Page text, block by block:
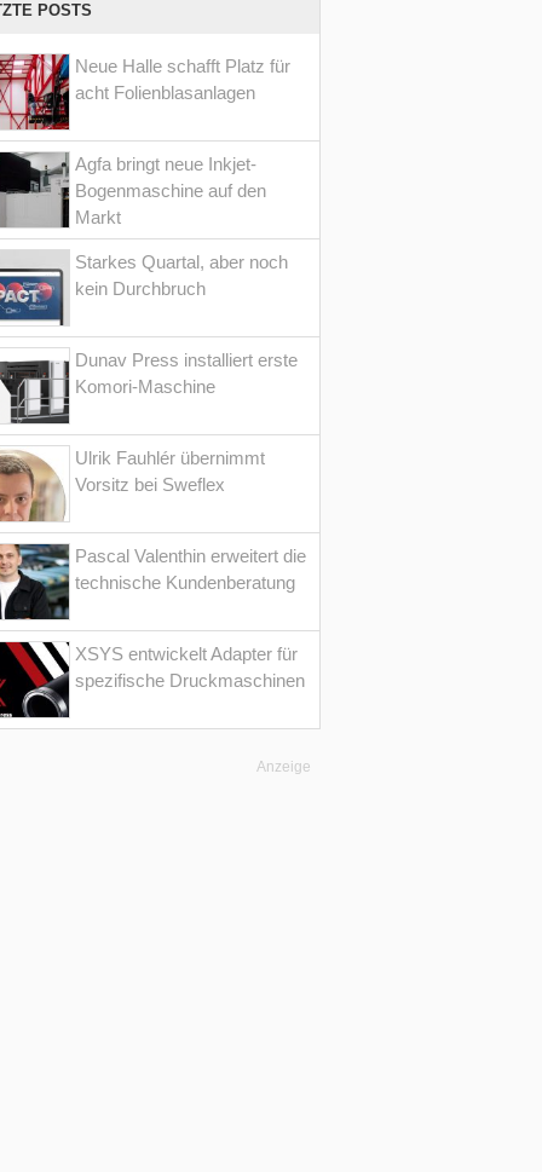
POSTS
Neue Halle schafft Platz für
acht Folienblasanlagen
Agfa bringt neue Inkjet-
Bogenmaschine auf den
Markt
Starkes Quartal, aber noch
kein Durchbruch
Dunav Press installiert erste
Komori-Maschine
Ulrik Fauhlér übernimmt
Vorsitz bei Sweflex
Pascal Valenthin erweitert die
technische Kundenberatung
XSYS entwickelt Adapter für
spezifische Druckmaschinen
Anzeige